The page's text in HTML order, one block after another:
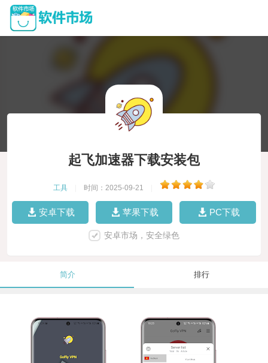
起飞加速器下载安装包
工具 时间：2025-09-21
安卓下载 苹果下载 PC下载
安卓市场，安全绿色
简介 排行